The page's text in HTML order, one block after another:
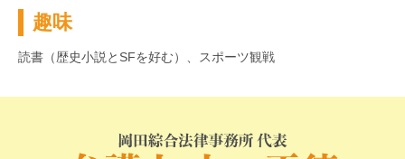
趣味
読書（歴史小説とSFを好む）、スポーツ観戦